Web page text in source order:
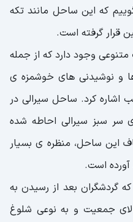
که این ساحل مانند تکه
قرار گرفته است.
وجود دارد که از جمله
و نوشیدنی های خوشمزه ی
کرد. ساحل سیرالی در
سبز سیرالی احاطه شده
این ساحل، منظره ی بسیار
آورده است.
گردشگران بعد از رسیدن به
جمعیت و به نوعی شلوغ